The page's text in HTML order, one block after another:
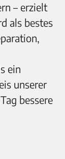
– erzielt
als bestes
ein
unserer
bessere